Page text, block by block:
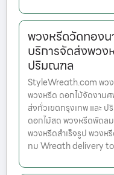
พวงหรีดวัดทอง
บริการจัดส่งพวง
ปริมณฑล
StyleWreath.com พว
พวงหรีด ดอกไม้จัดงาน
ส่งทั่วเขตกรุงเทพ และ
ดอกไม้สด พวงหรีดพัดล
พวงหรีดสำเร็จรูป พวง
ทม Wreath delivery